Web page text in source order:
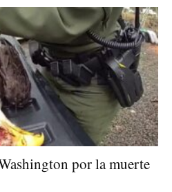
por la muerte